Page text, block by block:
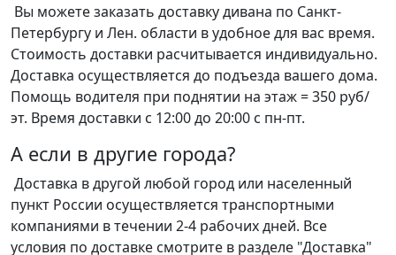
Вы можете заказать доставку дивана по Санкт-
Петербургу и Лен. области в удобное для вас время.
Стоимость доставки расчитывается индивидуально.
Доставка осуществляется до подъезда вашего дома.
Помощь водителя при поднятии на этаж = 350 руб/
эт. Время доставки с 12:00 до 20:00 с пн-пт.
А если в другие города?
Доставка в другой любой город или населенный
пункт России осуществляется транспортными
компаниями в течении 2-4 рабочих дней. Все
условия по доставке смотрите в разделе "Доставка"